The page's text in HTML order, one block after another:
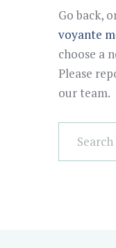
Go back,
voyante
choose a
Please
our team.